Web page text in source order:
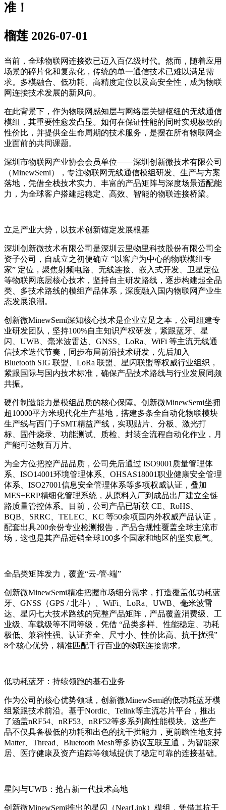
准！
榴莲 2026-07-01
当前，全球物联网连接数已迈入百亿级时代。然而，随着应用
场景的碎片化和复杂化，传统的单一通信技术已难以满足需
求。多模融合、低功耗、高精度定位以及高安全性，成为物联
网连接技术发展的新风向。
在此背景下，作为物联网感知层与网络层关键枢纽的无线通信
模组，其重要性愈发凸显。如何在保证性能的同时实现极致的
性价比，并提供全生命周期的技术服务，是摆在所有物联网企
业面前的共同课题。
深圳市物联网产业协会会员单位——深圳创新微技术有限公司
（MinewSemi），专注物联网无线通信模组研发、生产与方案
落地，凭借全栈技术实力、丰富的产品矩阵与深度场景适配能
力，为全球客户搭建起稳定、高效、智能的物联连接桥梁。
立足产业大势，以技术创新锚定发展根基
深圳创新微技术有限公司是深圳云里物里科技股份有限公司全
资子公司，自成立之初便确立 “以客户为中心的物联模组专
家” 定位，聚焦射频电路、无线连接、嵌入式开发、卫星定位
等物联网底层核心技术，坚持自主研发路线，逐步构建起全品
类、多技术路线的模组产品体系，深度融入国内物联网产业生
态发展浪潮。
创新微MinewSemi深知核心技术是企业立足之本，公司组建专
业研发团队，坚持100%自主知识产权研发，紧跟蓝牙、星
闪、UWB、毫米波雷达、GNSS、LoRa、WiFi 等主流无线通
信技术迭代节奏，同步布局前沿技术研发，先后加入
Bluetooth SIG 联盟、LoRa 联盟、星闪联盟等权威行业组织，
紧跟国际与国内技术标准，确保产品技术路线与行业发展同频
共振。
硬件制造能力是模组品质的核心保障。创新微MinewSemi坐拥
超10000平方米现代化生产基地，搭建多条全自动化物联模块
生产线与西门子SMT精益产线，实现贴片、分板、激光打
标、固件烧录、功能测试、质检、封装全流程自动化作业，月
产能可达数百万片。
为全方位把控产品品质，公司先后通过 ISO9001质量管理体
系、ISO14001环境管理体系、OHSAS18001职业健康安全管理
体系、ISO27001信息安全管理体系等多项权威认证，叠加
MES+ERP精细化管理系统，从原料入厂到成品出厂建立全链
路质量管控体系。目前，公司产品已斩获 CE、RoHS、
BQB、SRRC、TELEC、KC 等50余项国内外权威产品认证，
配套出具200余份专业检测报告，产品合规性覆盖全球主流市
场，这也是其产品远销全球100多个国家和地区的坚实底气。
全品类矩阵发力，覆盖“云-管-端”
创新微MinewSemi精准把握市场细分需求，打造覆盖低功耗蓝
牙、GNSS（GPS / 北斗）、WiFi、LoRa、UWB、毫米波雷
达、星闪七大技术路线的完整产品矩阵，产品覆盖消费级、工
业级、车载级等不同等级，凭借 “品类多样、性能稳定、功耗
极低、兼容性强、认证齐全、尺寸小、性价比高、抗干扰强”
8个核心优势，精准匹配千行百业的物联连接需求。
低功耗蓝牙：持续领跑的基石业务
作为公司的核心优势领域，创新微MinewSemi的低功耗蓝牙模
组紧跟技术前沿。基于Nordic、Telink等主流芯片平台，推出
了涵盖nRF54、nRF53、nRF52等多系列高性能模块。这些产
品不仅具备极低的功耗和出色的抗干扰能力，更前瞻性地支持
Matter、Thread、Bluetooth Mesh等多协议互联互通，为智能家
居、医疗健康及资产追踪等领域提供了稳定可靠的连接基础。
星闪与UWB：抢占新一代技术高地
创新微MinewSemi推出的星闪（NearLink）模组，凭借其抗干